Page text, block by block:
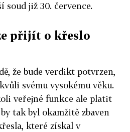
soud již 30. července.
přijít o křeslo
že bude verdikt potvrzen,
svému vysokému věku.
veřejné funkce ale platit
tak byl okamžitě zbaven
které získal v